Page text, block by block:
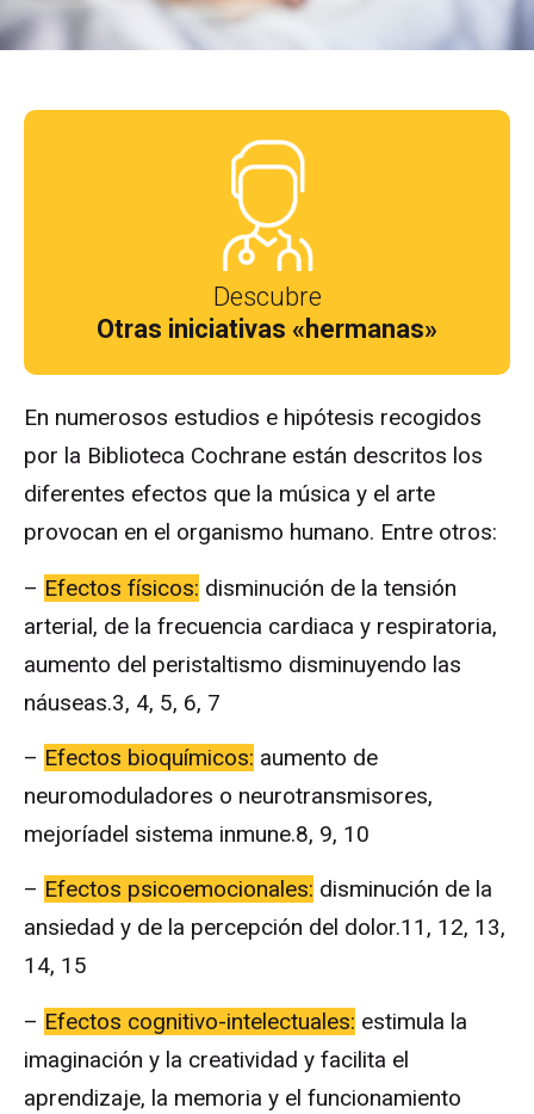
Descubre
Otras iniciativas «hermanas»
En numerosos estudios e hipótesis recogidos
por la Biblioteca Cochrane están descritos los
diferentes efectos que la música y el arte
provocan en el organismo humano. Entre otros:
– Efectos físicos: disminución de la tensión
arterial, de la frecuencia cardiaca y respiratoria,
aumento del peristaltismo disminuyendo las
náuseas.3, 4, 5, 6, 7
– Efectos bioquímicos: aumento de
neuromoduladores o neurotransmisores,
mejoríadel sistema inmune.8, 9, 10
– Efectos psicoemocionales: disminución de la
ansiedad y de la percepción del dolor.11, 12, 13,
14, 15
– Efectos cognitivo-intelectuales: estimula la
imaginación y la creatividad y facilita el
aprendizaje, la memoria y el funcionamiento